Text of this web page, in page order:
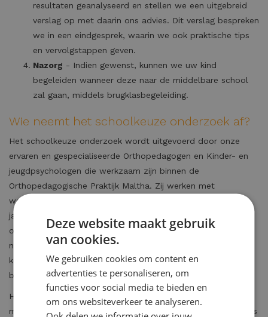
resultaten geanalyseerd en stellen we een uitgebreid
verslag op met daarin ons advies. Dit verslag bespreken
we in een eindgesprek, waarin we ook praktische tips
en vervolgstappen geven.
Nazorg - Indien gewenst, kunnen we uw kind
begeleiden wanneer deze naar de middelbare school
zal gaan, middels brugklasbegeleiding.
Wie neemt het schoolkeuze onderzoek af?
Het schoolkeuze onderzoek wordt uitgevoerd door onze
ervaren en gespecialiseerde Orthopedagogen en Kinder- en
jeugdpsychologen die werkzaam zijn binnen de
Orthopedagogische Praktijk Maltha. Zij werken met
wetenschappelijk onderbouwde methodes en hebben
jarenlange ervaring in het ondersteunen van kinderen en
ouders bij belangrijke keuzes in het onderwijs. Onze experts
nemen de tijd om het kind en de situatie goed te leren
kennen, zodat u verzekerd bent van een passend en
betrouwbaar advies.
Heeft u interesse in een schoolkeuze onderzoek of wilt u
meer informatie hierover? Neem dan gerust contact met ons
Deze website maakt gebruik
van cookies.
We gebruiken cookies om content en
advertenties te personaliseren, om
functies voor social media te bieden en
om ons websiteverkeer te analyseren.